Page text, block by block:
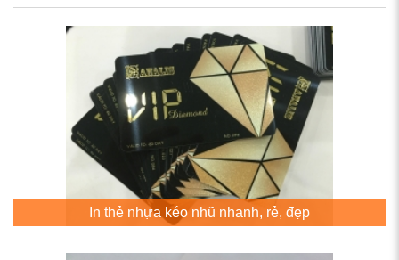
In thẻ nhựa kéo nhũ nhanh, rẻ, đẹp